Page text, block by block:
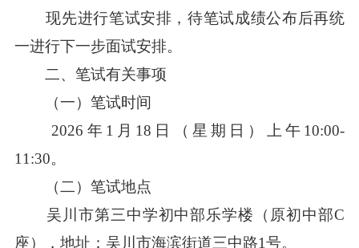
现先进行笔试安排，待笔试成绩公布后再统
一进行下一步面试安排。
二、笔试有关事项
（一）笔试时间
2026年1月18日（星期日）上午10:00-
11:30。
（二）笔试地点
吴川市第三中学初中部乐学楼（原初中部C
座），地址：吴川市海滨街道三中路1号。